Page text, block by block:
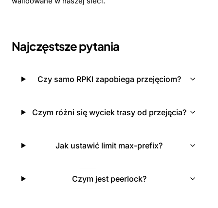
Najczęstsze pytania
Czy samo RPKI zapobiega przejęciom?
Czym różni się wyciek trasy od przejęcia?
Jak ustawić limit max-prefix?
Czym jest peerlock?